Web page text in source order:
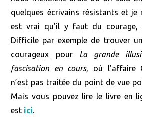
quelques écrivains résistants et je
est vrai qu’il y faut du courage,
Difficile par exemple de trouver
courageux pour La grande
fascisation en cours, où l’affaire
n’est pas traitée du point de vue
Mais vous pouvez lire le livre en
est ici.